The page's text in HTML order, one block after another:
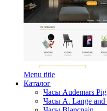
Menu title
Каталог
Часы Audemars
Часы A. Lange and